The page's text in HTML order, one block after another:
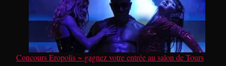
Concours Eropolis ~ gagnez votre entrée au salon de Tours